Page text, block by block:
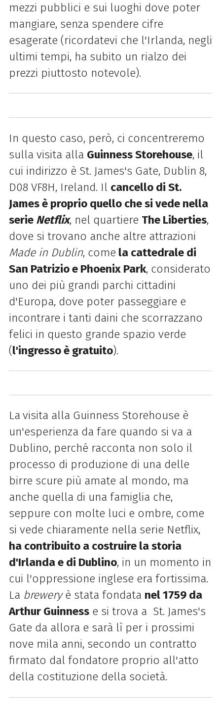
mezzi pubblici e sui luoghi dove poter
mangiare, senza spendere cifre
esagerate (ricordatevi che l'Irlanda, negli
ultimi tempi, ha subito un rialzo dei
prezzi piuttosto notevole).
In questo caso, però, ci concentreremo
sulla visita alla Guinness Storehouse, il
cui indirizzo è St. James's Gate, Dublin 8,
D08 VF8H, Ireland. Il cancello di St.
James è proprio quello che si vede nella
serie Netflix, nel quartiere The Liberties,
dove si trovano anche altre attrazioni
Made in Dublin, come la cattedrale di
San Patrizio e Phoenix Park, considerato
uno dei più grandi parchi cittadini
d'Europa, dove poter passeggiare e
incontrare i tanti daini che scorrazzano
felici in questo grande spazio verde
(l'ingresso è gratuito).
La visita alla Guinness Storehouse è
un'esperienza da fare quando si va a
Dublino, perché racconta non solo il
processo di produzione di una delle
birre scure più amate al mondo, ma
anche quella di una famiglia che,
seppure con molte luci e ombre, come
si vede chiaramente nella serie Netflix,
ha contribuito a costruire la storia
d'Irlanda e di Dublino, in un momento in
cui l'oppressione inglese era fortissima.
La breweryè stata fondata nel 1759 da
Arthur Guinnesse si trova a St. James's
Gate da allora e sarà lì per i prossimi
nove mila anni, secondo un contratto
firmato dal fondatore proprio all'atto
della costituzione della società.